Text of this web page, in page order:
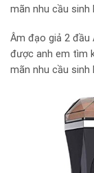
mãn nhu cầu sinh
Âm đạo giả 2 đầu
được anh em tìm
mãn nhu cầu sinh